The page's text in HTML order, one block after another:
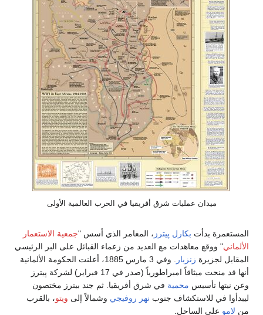
ميدان عمليات شرق أفريقيا في الحرب العالمية الأولى
المستعمرة بدأتبكارل پيترز، المغامر الذي أسس " جمعية الاستعمار
الألماني" ووقع معاهدات مع العديد من زعماء القبائل على البر الرئيسي
المقابل لجزيرة زنزبار
. وفي 3 مارس 1885، أعلنت الحكومة الألمانية
أنها قد منحت ميثاقاً امبراطورياً (صدر في 17 فبراير) لشركة پيترز
وعن نيتها تأسيسمحميةفي شرق أفريقيا. ثم جند بيترز مختصون
ليبدأوا في للاستكشاف جنوبنهر روفيجيوشمالاً إلىويتو، بالقرب
منلاموعلى الساحل.